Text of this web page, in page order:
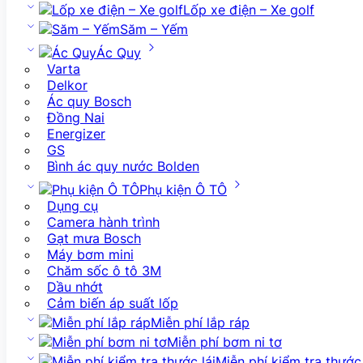
Lốp xe điện – Xe golf
Săm – Yếm
Ác Quy
Varta
Delkor
Ác quy Bosch
Đồng Nai
Energizer
GS
Bình ác quy nước Bolden
Phụ kiện Ô TÔ
Dụng cụ
Camera hành trình
Gạt mưa Bosch
Máy bơm mini
Chăm sốc ô tô 3M
Dầu nhớt
Cảm biến áp suất lốp
Miễn phí lắp ráp
Miễn phí bơm ni tơ